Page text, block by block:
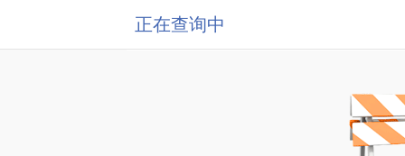
正在查询中